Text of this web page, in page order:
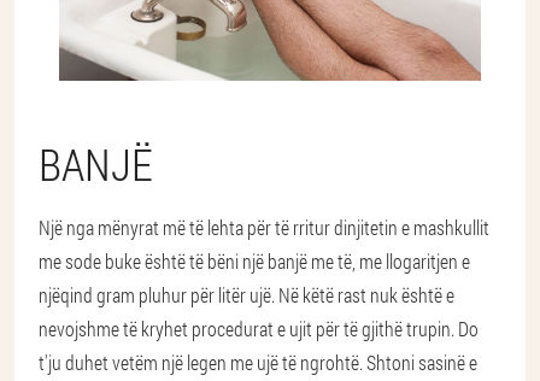
BANJË
Një nga mënyrat më të lehta për të rritur dinjitetin e mashkullit
me sode buke është të bëni një banjë me të, me llogaritjen e
njëqind gram pluhur për litër ujë. Në këtë rast nuk është e
nevojshme të kryhet procedurat e ujit për të gjithë trupin. Do
t'ju duhet vetëm një legen me ujë të ngrohtë. Shtoni sasinë e